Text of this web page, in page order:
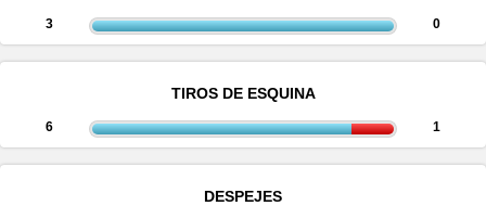
3 0
TIROS DE ESQUINA
6 1
DESPEJES